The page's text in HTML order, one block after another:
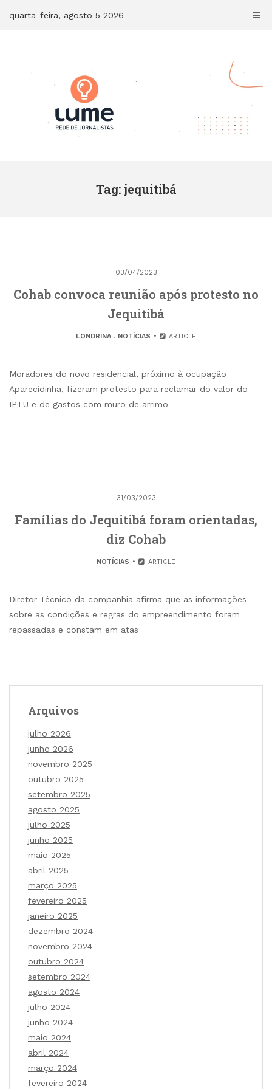
quarta-feira, agosto 5 2026
Tag: jequitibá
03/04/2023
Cohab convoca reunião após protesto no
Jequitibá
LONDRINA. NOTÍCIAS ARTICLE
Moradores do novo residencial, próximo à ocupação
Aparecidinha, fizeram protesto para reclamar do valor do
IPTU e de gastos com muro de arrimo
31/03/2023
Famílias do Jequitibá foram orientadas,
diz Cohab
NOTÍCIAS ARTICLE
Diretor Técnico da companhia afirma que as informações
sobre as condições e regras do empreendimento foram
repassadas e constam em atas
Arquivos
julho 2026
junho 2026
novembro 2025
outubro 2025
setembro 2025
agosto 2025
julho 2025
junho 2025
maio 2025
abril 2025
março 2025
fevereiro 2025
janeiro 2025
dezembro 2024
novembro 2024
outubro 2024
setembro 2024
agosto 2024
julho 2024
junho 2024
maio 2024
abril 2024
março 2024
fevereiro 2024